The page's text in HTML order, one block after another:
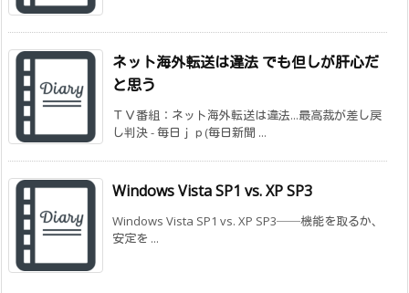
ネット海外転送は違法 でも但しが肝心だ
と思う
ＴＶ番組：ネット海外転送は違法...最高裁が差し戻
し判決 - 毎日ｊｐ(毎日新聞 ...
Windows Vista SP1 vs. XP SP3
Windows Vista SP1 vs. XP SP3──機能を取るか、
安定を ...